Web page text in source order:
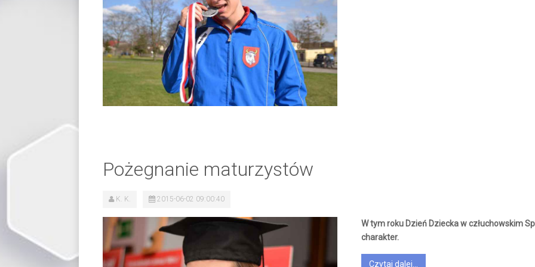
Pożegnanie maturzystów
K. K. 2015-06-02 09:00:40
W tym roku Dzień Dziecka w człuchowskim
charakter.
Czytaj dalej...